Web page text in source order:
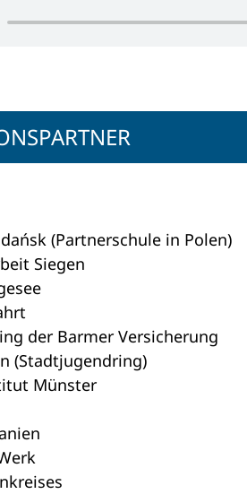
(Partnerschule in Polen)
Siegen
der Barmer Versicherung
(Stadtjugendring)
Münster